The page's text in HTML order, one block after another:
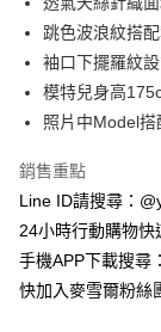
臺灣中小企業銀行
匯豐（台灣）商業
聯邦商業銀行
元大商業銀行
玉山商業銀行
台灣樂天信用卡公
Apple Pay
街口支付
貨到付款
運送方式
全家取貨付款
跳色波浪紋搭
袖口下擺羅紋
模特兒身高
照片中Model
銷售重點
Line ID請搜尋：
24小時行動購物快
手機APP下載搜尋
快加入麥雪爾粉絲